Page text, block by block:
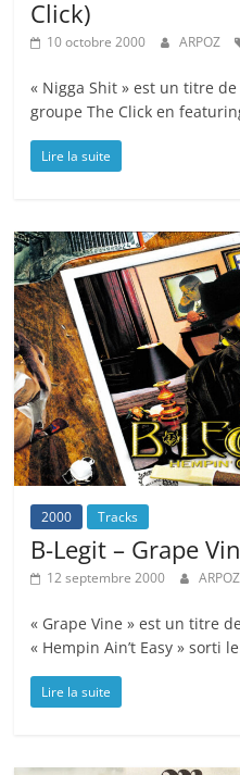
Click)
10 octobre 2000 ARPOZ
« Nigga Shit » est un titre
groupe The Click en
Lire la suite
2000 Tracks
B-Legit – Grape
12 septembre 2000 ARPOZ
« Grape Vine » est un titre
« Hempin Ain’t Easy » sorti
Lire la suite